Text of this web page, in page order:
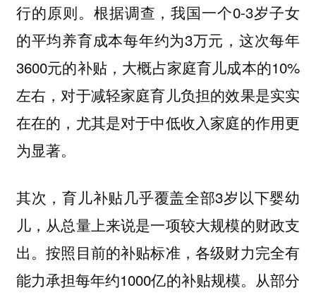
行的原则。根据调查，我国一个0-3岁子女
的平均养育成本每年约为3万元，这次每年
3600元的补贴，大概占家庭育儿成本的10%
左右，对于减轻家庭育儿负担的效果是实实
在在的，尤其是对于中低收入家庭的作用更
为显著。
其次，育儿补贴几乎覆盖全部3岁以下婴幼
儿，从总量上来说是一项较大规模的财政支
出。按照目前的补贴标准，各级财力完全有
能力承担每年约1000亿的补贴规模。从部分